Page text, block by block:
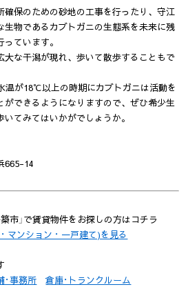
確保のための砂地の工事を行ったり、守江
生物であるカブトガニの生態系を未来に残
ています。
な干潟が現れ、歩いて散歩することもで
温が18℃以上の時期にカブトガニは活動を
ができるようになりますので、ぜひ希少生
てみてはいかがでしょうか。
665-14
市」で賃貸物件をお探しの方はコチラ
マンション・一戸建て)を見る
･事務所 倉庫･トランクルーム